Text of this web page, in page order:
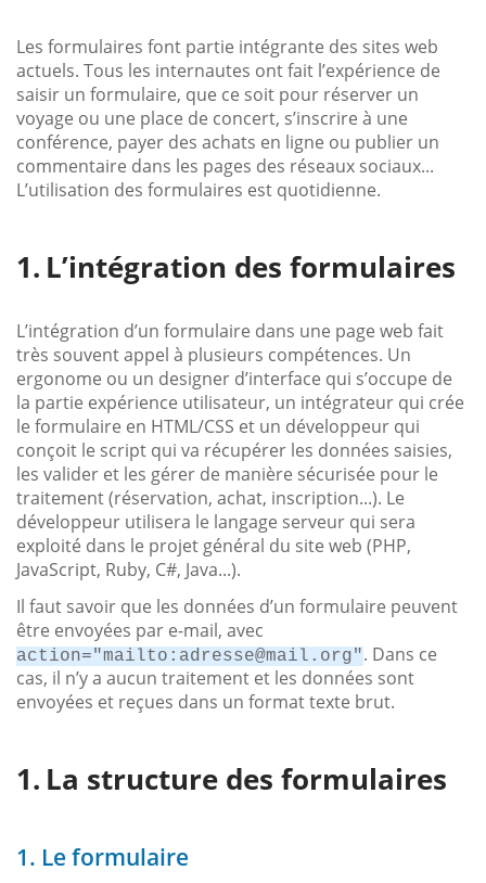
Les formulaires font partie intégrante des sites web
actuels. Tous les internautes ont fait l’expérience de
saisir un formulaire, que ce soit pour réserver un
voyage ou une place de concert, s’inscrire à une
conférence, payer des achats en ligne ou publier un
commentaire dans les pages des réseaux sociaux...
L’utilisation des formulaires est quotidienne.
L’intégration des formulaires
L’intégration d’un formulaire dans une page web fait
très souvent appel à plusieurs compétences. Un
ergonome ou un designer d’interface qui s’occupe de
la partie expérience utilisateur, un intégrateur qui crée
le formulaire en HTML/CSS et un développeur qui
conçoit le script qui va récupérer les données saisies,
les valider et les gérer de manière sécurisée pour le
traitement (réservation, achat, inscription...). Le
développeur utilisera le langage serveur qui sera
exploité dans le projet général du site web (PHP,
JavaScript, Ruby, C#, Java...).
Il faut savoir que les données d’un formulaire peuvent
être envoyées par e-mail, avec
action="mailto:adresse@mail.org". Dans ce
cas, il n’y a aucun traitement et les données sont
envoyées et reçues dans un format texte brut.
La structure des formulaires
1. Le formulaire